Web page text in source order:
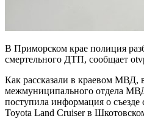
В Приморском крае полиция
смертельного ДТП, сообщает
Как рассказали в краевом МВД,
межмуниципального отдела
поступила информация о
Toyota Land Cruiser в